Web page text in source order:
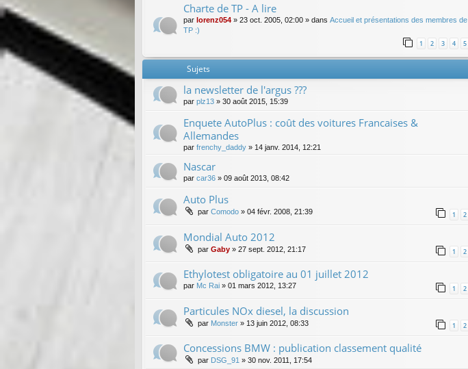
Charte de TP - A lire
par lorenz054 » 23 oct. 2005, 02:00 » dans Accueil et présentations des membres de
TP :)
1 2 3 4 5
Sujets
la newsletter de l'argus ???
par plz13 » 30 août 2015, 15:39
Enquete AutoPlus : coût des voitures Francaises &
Allemandes
par frenchy_daddy » 14 janv. 2014, 12:21
Nascar
par car36 » 09 août 2013, 08:42
Auto Plus
par Comodo » 04 févr. 2008, 21:39 1 2
Mondial Auto 2012
par Gaby » 27 sept. 2012, 21:17 1 2
Ethylotest obligatoire au 01 juillet 2012
par Mc Rai » 01 mars 2012, 13:27 1 2
Particules NOx diesel, la discussion
par Monster » 13 juin 2012, 08:33 1 2
Concessions BMW : publication classement qualité
par DSG_91 » 30 nov. 2011, 17:54